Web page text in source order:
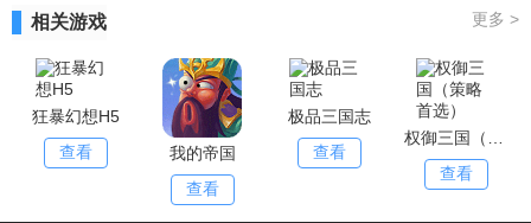
相关游戏 更多 >
狂暴幻想H5
查看
我的帝国
查看
极品三国志
查看
权御三国（策略首选）
查看